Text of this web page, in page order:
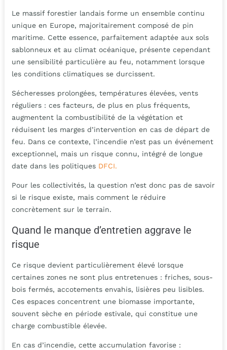
Le massif forestier landais forme un ensemble continu
unique en Europe, majoritairement composé de pin
maritime. Cette essence, parfaitement adaptée aux sols
sablonneux et au climat océanique, présente cependant
une sensibilité particulière au feu, notamment lorsque
les conditions climatiques se durcissent.
Sécheresses prolongées, températures élevées, vents
réguliers : ces facteurs, de plus en plus fréquents,
augmentent la combustibilité de la végétation et
réduisent les marges d’intervention en cas de départ de
feu. Dans ce contexte, l’incendie n’est pas un événement
exceptionnel, mais un risque connu, intégré de longue
date dans les politiques DFCI.
Pour les collectivités, la question n’est donc pas de savoir
si le risque existe, mais comment le réduire
concrètement sur le terrain.
Quand le manque d’entretien aggrave le
risque
Ce risque devient particulièrement élevé lorsque
certaines zones ne sont plus entretenues : friches, sous-
bois fermés, accotements envahis, lisières peu lisibles.
Ces espaces concentrent une biomasse importante,
souvent sèche en période estivale, qui constitue une
charge combustible élevée.
En cas d’incendie, cette accumulation favorise :